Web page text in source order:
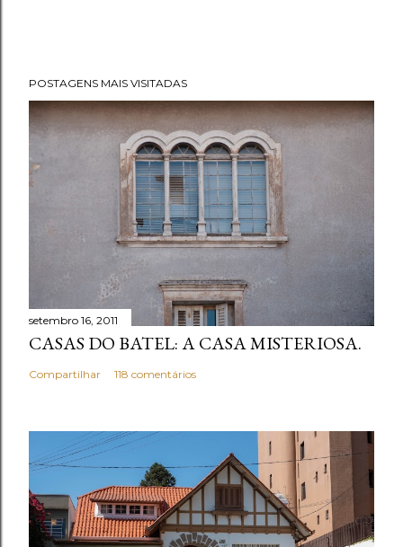
POSTAGENS MAIS VISITADAS
setembro 16, 2011
CASAS DO BATEL: A CASA MISTERIOSA.
Compartilhar 118 comentários